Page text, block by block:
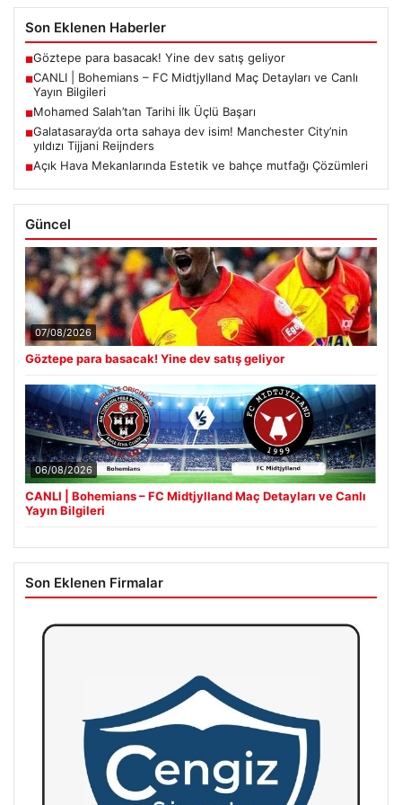
Son Eklenen Haberler
■Göztepe para basacak! Yine dev satış geliyor
■CANLI | Bohemians – FC Midtjylland Maç Detayları ve Canlı
Yayın Bilgileri
■Mohamed Salah’tan Tarihi İlk Üçlü Başarı
■Galatasaray’da orta sahaya dev isim! Manchester City’nin
yıldızı Tijjani Reijnders
■Açık Hava Mekanlarında Estetik ve bahçe mutfağı Çözümleri
Güncel
07/08/2026
Göztepe para basacak! Yine dev satış geliyor
06/08/2026
CANLI | Bohemians – FC Midtjylland Maç Detayları ve Canlı
Yayın Bilgileri
Son Eklenen Firmalar